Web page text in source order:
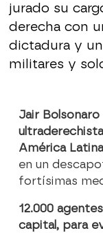
jurado su
derecha con
dictadura y
militares y
Jair
América
en un
fortísimas
12.000
capital, para